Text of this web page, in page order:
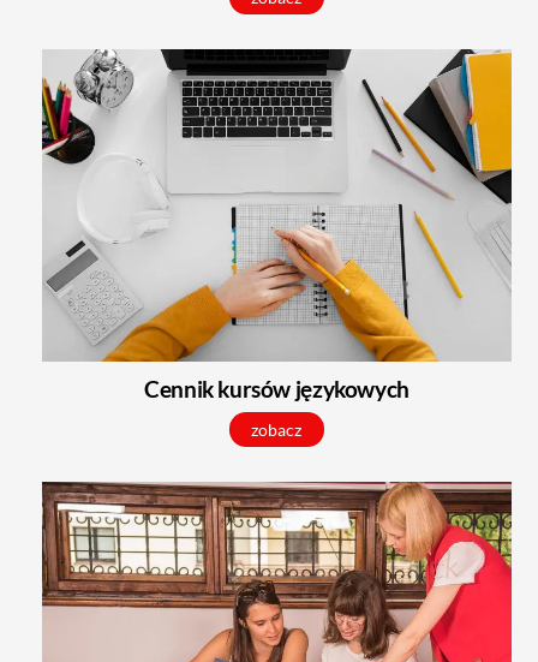
Cennik kursów językowych
zobacz